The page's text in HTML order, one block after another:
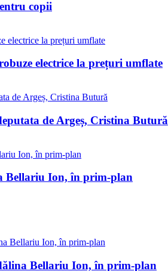
copii
electrice la prețuri umflate
de Argeș, Cristina Butură
Bellariu Ion, în prim-plan
Bellariu Ion, în prim-plan